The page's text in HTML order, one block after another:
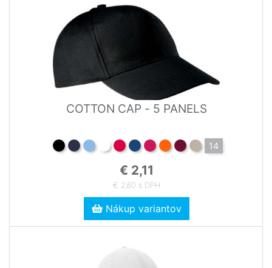
COTTON CAP - 5 PANELS
14
€ 2,11
€ 2,60 s DPH
Nákup variantov